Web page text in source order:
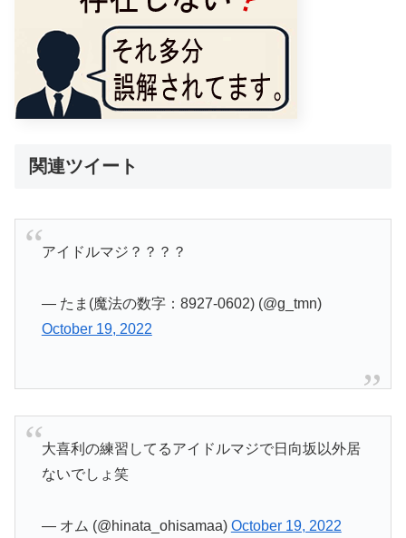
関連ツイート
アイドルマジ？？？？
— たま(魔法の数字：8927-0602) (@g_tmn)
October 19, 2022
大喜利の練習してるアイドルマジで日向坂以外居
ないでしょ笑
— オム (@hinata_ohisamaa) October 19, 2022